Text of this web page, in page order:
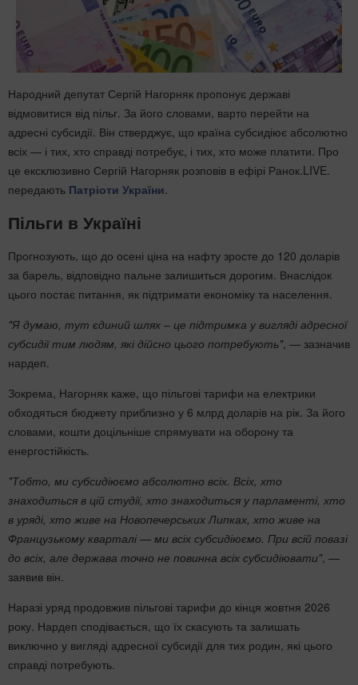
Народний депутат Сергій Нагорняк пропонує державі
відмовитися від пільг. За його словами, варто перейти на
адресні субсидії. Він стверджує, що країна субсидіює абсолютно
всіх — і тих, хто справді потребує, і тих, хто може платити. Про
це ексклюзивно Сергій Нагорняк розповів в ефірі Ранок.LIVE.
передають Патріоти України
Пільги в Україні
Прогнозують, що до осені ціна на нафту зросте до 120 доларів
за барель, відповідно пальне залишиться дорогим. Внаслідок
цього постає питання, як підтримати економіку та населення.
"Я думаю, тут єдиний шлях – це підтримка у вигляді адресної
субсидії тим людям, які дійсно цього потребують", — зазначив
нардеп.
Зокрема, Нагорняк каже, що пільгові тарифи на електрики
обходяться бюджету приблизно у 6 млрд доларів на рік. За його
словами, кошти доцільніше спрямувати на оборону та
енергостійкість.
"Тобто, ми субсидіюємо абсолютно всіх. Всіх, хто
знаходиться в цій студії, хто знаходиться у парламенті, хто
в уряді, хто живе на Новопечерських Липках, хто живе на
Французькому кварталі — ми всіх субсидіюємо. При всій повазі
до всіх, але держава точно не повинна всіх субсидіювати", —
заявив він.
Наразі уряд продовжив пільгові тарифи до кінця жовтня 2026
року. Нардеп сподівається, що їх скасують та залишать
виключно у вигляді адресної субсидії для тих родин, які цього
справді потребують.